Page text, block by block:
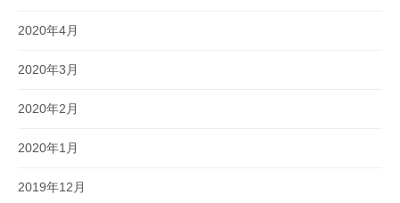
2020年4月
2020年3月
2020年2月
2020年1月
2019年12月